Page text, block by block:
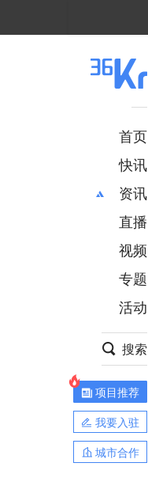
首页
快讯
资讯
推荐
财经
项目推荐
安徽
直播
视频
专题
活动
搜索
项目推荐
我要入驻
城市合作